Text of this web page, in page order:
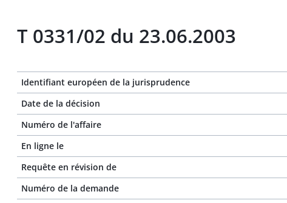
T 0331/02 du 23.06.2003
Identifiant européen de la jurisprudence
Date de la décision
Numéro de l'affaire
En ligne le
Requête en révision de
Numéro de la demande